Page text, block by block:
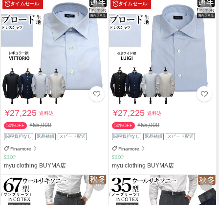
タイムセール
¥27,225送料込
50%OFF ¥55,000
関税負担なし 返品補償 スピード配送
Finamore
SHOP
myu clothing BUYMA店
タイムセール
¥27,225送料込
50%OFF ¥55,000
関税負担なし 返品補償 スピード配送
Finamore
SHOP
myu clothing BUYMA店